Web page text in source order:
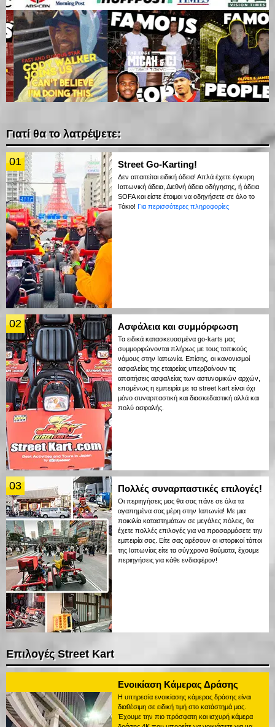
Γιατί θα το λατρέψετε:
01 Street Go-Karting!
Δεν απαιτείται ειδική άδεια! Απλά έχετε έγκυρη
Ιαπωνική άδεια, Διεθνή άδεια οδήγησης, ή άδεια
SOFA και είστε έτοιμοι να οδηγήσετε σε όλο το
Τόκιο! Για περισσότερες πληροφορίες
02 Ασφάλεια και συμμόρφωση
Τα ειδικά κατασκευασμένα go-karts μας
συμμορφώνονται πλήρως με τους τοπικούς
νόμους στην Ιαπωνία. Επίσης, οι κανονισμοί
ασφαλείας της εταιρείας υπερβαίνουν τις
απαιτήσεις ασφαλείας των αστυνομικών αρχών,
επομένως η εμπειρία με τα street kart είναι όχι
μόνο συναρπαστική και διασκεδαστική αλλά και
πολύ ασφαλής.
03 Πολλές συναρπαστικές επιλογές!
Οι περιηγήσεις μας θα σας πάνε σε όλα τα
αγαπημένα σας μέρη στην Ιαπωνία! Με μια
ποικιλία καταστημάτων σε μεγάλες πόλεις, θα
έχετε πολλές επιλογές για να προσαρμόσετε την
εμπειρία σας. Είτε σας αρέσουν οι ιστορικοί τόποι
της Ιαπωνίας είτε τα σύγχρονα θαύματα, έχουμε
περιηγήσεις για κάθε ενδιαφέρον!
Επιλογές Street Kart
Ενοικίαση Κάμερας Δράσης
Η υπηρεσία ενοικίασης κάμερας δράσης είναι
διαθέσιμη σε ειδική τιμή στο κατάστημά μας.
Έχουμε την πιο πρόσφατη και ισχυρή κάμερα